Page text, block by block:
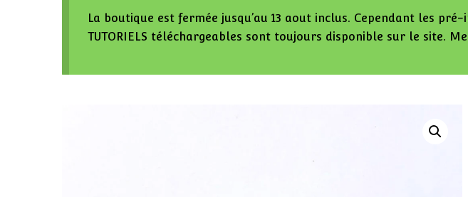
La boutique est fermée jusqu’au 13 aout inclus. Cependant les
TUTORIELS téléchargeables sont toujours disponible sur le site.